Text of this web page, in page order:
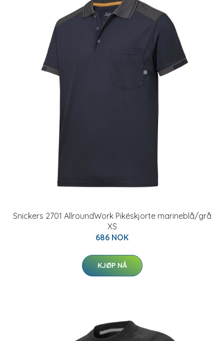
Snickers 2701 AllroundWork Pikéskjorte marineblå/grå
XS
686 NOK
KJØP NÅ